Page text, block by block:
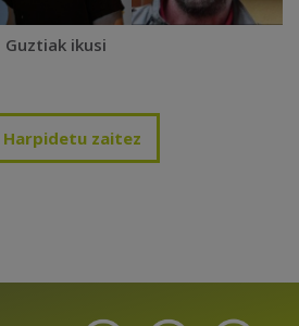
Guztiak ikusi
Harpidetu zaitez